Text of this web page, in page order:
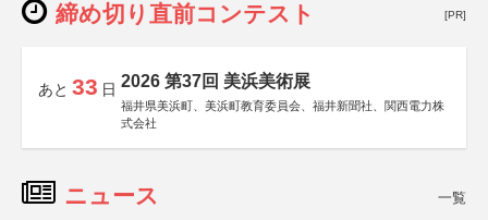
締め切り直前コンテスト [PR]
あと 33 日 2026 第37回 美浜美術展
福井県美浜町、美浜町教育委員会、福井新聞社、関西電力株
式会社
ニュース 一覧